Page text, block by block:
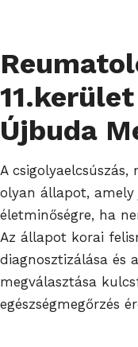
Újbuda
A
olyan állapot, amely
életminőségre, ha
Az állapot korai
diagnosztizálása és
megválasztása
egészségmegőrzés